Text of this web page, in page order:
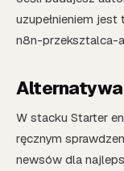
uzupełnieniem
n8n-przeksztalca-
Alternatywa
W stacku Starter
ręcznym
newsów dla